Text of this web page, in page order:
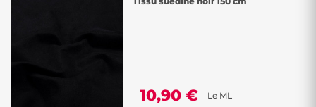
10,90 € Le ML